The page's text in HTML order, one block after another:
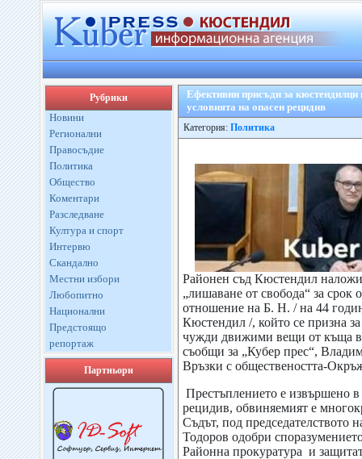
Рубрики
Новини
Регионални
Правосъдие
Политика
Общество
Коментари
Разследване
Култура и спорт
Интервю
Скандално
Местни избори
Любопитно
Национални
Предстоящо
репортаж
Партньори
Ефективни присъди за
условията на опасен рецидив
Категория: Политика
Районен съд Кюстендил
„лишаване от свобода“ за срок
отношение на Б. Н. / на 44
Кюстендил /, който се призна
чужди движими вещи от къща
съобщи за „Кубер прес“,
Връзки с обществеността-
Престъплението е извършено в
рецидив, обвиняемият е
Съдът, под председателството
Тодоров одобри
Районна прокуратура и